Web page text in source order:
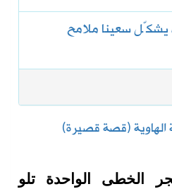
يشكّل سعينا ملامح
(قصة قصيرة)
الخطى الواحدة تلو